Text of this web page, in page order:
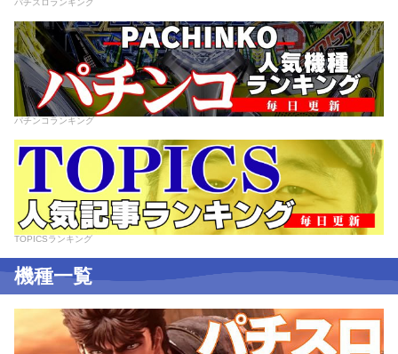
パチスロランキング
パチンコランキング
TOPICSランキング
機種一覧